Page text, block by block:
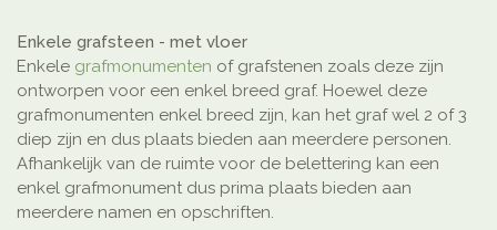
Enkele grafsteen - met vloer
Enkele grafmonumenten of grafstenen zoals deze zijn
ontworpen voor een enkel breed graf. Hoewel deze
grafmonumenten enkel breed zijn, kan het graf wel 2 of 3
diep zijn en dus plaats bieden aan meerdere personen.
Afhankelijk van de ruimte voor de belettering kan een
enkel grafmonument dus prima plaats bieden aan
meerdere namen en opschriften.